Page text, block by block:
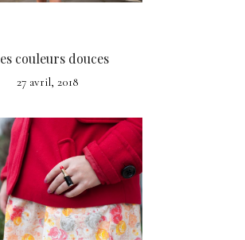
couleurs douces
27 avril, 2018